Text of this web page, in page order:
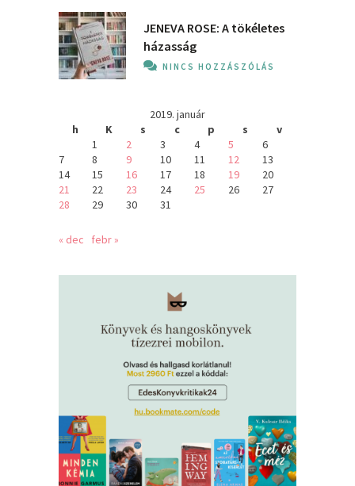
JENEVA ROSE: A ​tökéletes
házasság
NINCS HOZZÁSZÓLÁS
2019. január
h
K s c p s
v
1
2 3 4 5
6
7
8 9 10 11 12
13
14
15 16 17 18 19
20
21
22 23 24 25 26
27
28
29 30 31
« dec febr »